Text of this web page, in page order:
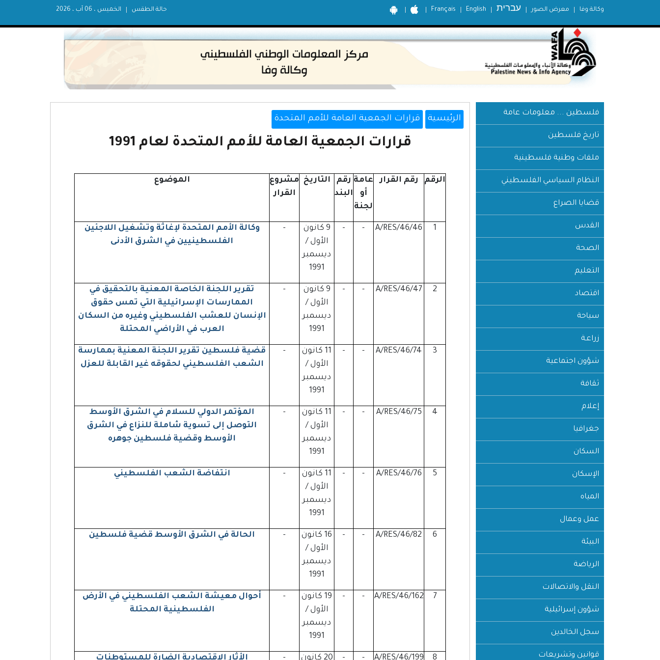
Français English עברית معرض الصور وكالة وفا الخميس ، 06 آب ، 2026 حالة الطقس
فلسطين ... معلومات عامة
تاريخ فلسطين
ملفات وطنية فلسطينية
النظام السياسي الفلسطيني
قضايا الصراع
القدس
الصحة
التعليم
اقتصاد
سياحة
زراعـة
شؤون اجتماعية
ثقافة
إعلام
جغرافيا
السكان
الإسكان
المياه
عمل وعمال
البيئة
الرياضة
النقل والاتصالات
شؤون إسرائيلية
سجل الخالدين
قوانين وتشريعات
الرئيسية قرارات الجمعية العامة للأمم المتحدة
قرارات الجمعية العامة للأمم المتحدة لعام 1991
الرقم رقم القرار
عامة
أو
لجنة
رقم
البند
التاريخ
مشروع
القرار
الموضوع
1
A/RES/46/46
-
-
9 كانون
الأول /
ديسمبر
1991
-
وكالة الأمم المتحدة لإغاثة وتشغيل اللاجئين
الفلسطينيين في الشرق الأدنى
2
A/RES/46/47
-
-
9 كانون
الأول /
ديسمبر
1991
-
تقرير اللجنة الخاصة المعنية بالتحقيق في
الممارسات الإسرائيلية التي تمس حقوق
الإنسان للعشب الفلسطيني وغيره من السكان
العرب في الأراضي المحتلة
3
A/RES/46/74
-
-
11 كانون
الأول /
ديسمبر
1991
-
قضية فلسطين تقرير اللجنة المعنية بممارسة
الشعب الفلسطيني لحقوقه غير القابلة للعزل
4
A/RES/46/75
-
-
11 كانون
الأول /
ديسمبر
1991
-
المؤتمر الدولي للسلام في الشرق الأوسط
التوصل إلى تسوية شاملة للنزاع في الشرق
الأوسط وقضية فلسطين جوهره
5
A/RES/46/76
-
-
11 كانون
الأول /
ديسمبر
1991
- انتفاضة الشعب الفلسطيني
6
A/RES/46/82
-
-
16 كانون
الأول /
ديسمبر
1991
- الحالة في الشرق الأوسط قضية فلسطين
7
A/RES/46/162
-
-
19 كانون
الأول /
ديسمبر
1991
-
أحوال معيشة الشعب الفلسطيني في الأرض
الفلسطينية المحتلة